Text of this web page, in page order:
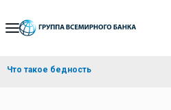
Skip
Navigation
Что такое бедность